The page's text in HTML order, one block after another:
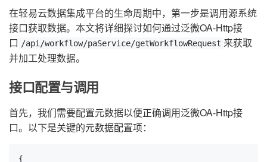
在轻易云数据集成平台的生命周期中，第一步是调用源系统
接口获取数据。本文将详细探讨如何通过泛微OA-Http接
口 /api/workflow/paService/getWorkflowRequest 来获取
并加工处理数据。
接口配置与调用
首先，我们需要配置元数据以便正确调用泛微OA-Http接
口。以下是关键的元数据配置项：
{